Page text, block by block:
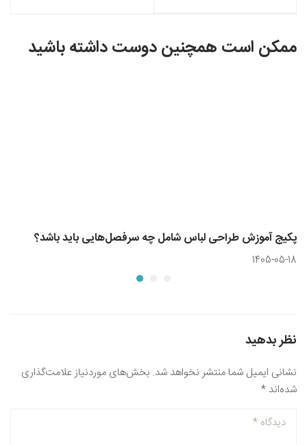
ممکن است همچنین دوست داشته باشید
پکیج آموزش طراحی لباس شامل چه سرفصل‌هایی باید باشد؟
1405-05-18
نظر بدهید
نشانی ایمیل شما منتشر نخواهد شد. بخش‌های موردنیاز علامت‌گذاری
شده‌اند *